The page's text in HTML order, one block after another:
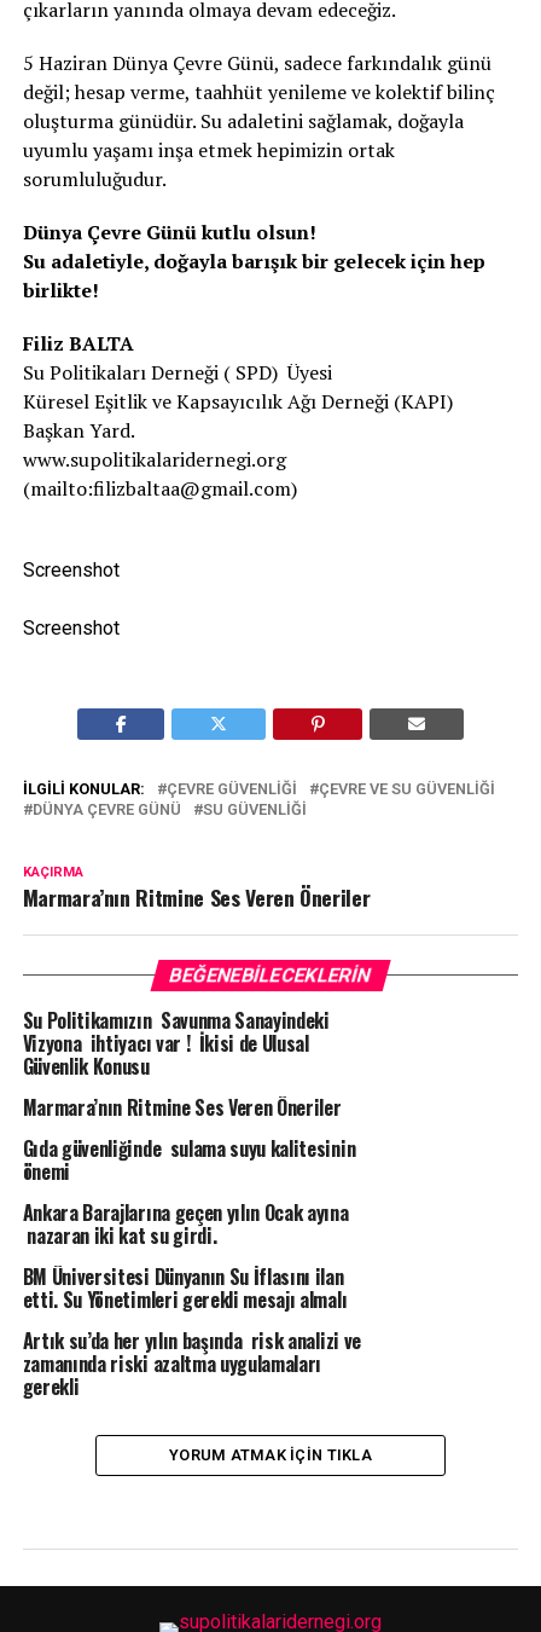
çıkarların yanında olmaya devam edeceğiz.
5 Haziran Dünya Çevre Günü, sadece farkındalık günü
değil; hesap verme, taahhüt yenileme ve kolektif bilinç
oluşturma günüdür. Su adaletini sağlamak, doğayla
uyumlu yaşamı inşa etmek hepimizin ortak
sorumluluğudur.
Dünya Çevre Günü kutlu olsun!
Su adaletiyle, doğayla barışık bir gelecek için hep
birlikte!
Filiz BALTA
Su Politikaları Derneği ( SPD) Üyesi
Küresel Eşitlik ve Kapsayıcılık Ağı Derneği (KAPI)
Başkan Yard.
www.supolitikalaridernegi.org
(mailto:filizbaltaa@gmail.com)
Screenshot
Screenshot
İLGILI KONULAR: ÇEVRE GÜVENLIĞI
ÇEVRE VE SU GÜVENLIĞI
DÜNYA ÇEVRE GÜNÜ
SU GÜVENLIĞI
KAÇIRMA
Marmara’nın Ritmine Ses Veren Öneriler
BEĞENEBILECEKLERIN
Su Politikamızın Savunma Sanayindeki
Vizyona ihtiyacı var ! İkisi de Ulusal
Güvenlik Konusu
Marmara’nın Ritmine Ses Veren Öneriler
Gıda güvenliğinde sulama suyu kalitesinin
önemi
Ankara Barajlarına geçen yılın Ocak ayına
nazaran iki kat su girdi.
BM Üniversitesi Dünyanın Su İflasını ilan
etti. Su Yönetimleri gerekli mesajı almalı
Artık su’da her yılın başında risk analizi ve
zamanında riski azaltma uygulamaları
gerekli
YORUM ATMAK IÇIN TIKLA